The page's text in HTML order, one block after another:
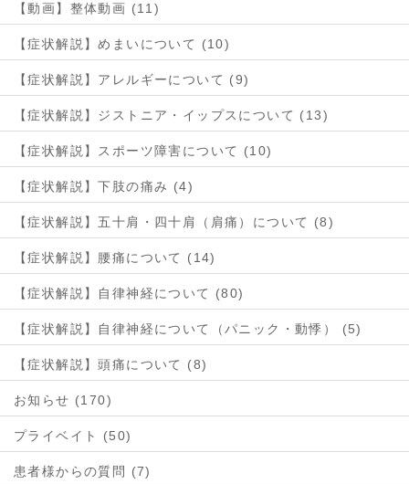
【動画】整体動画 (11)
【症状解説】めまいについて (10)
【症状解説】アレルギーについて (9)
【症状解説】ジストニア・イップスについて (13)
【症状解説】スポーツ障害について (10)
【症状解説】下肢の痛み (4)
【症状解説】五十肩・四十肩（肩痛）について (8)
【症状解説】腰痛について (14)
【症状解説】自律神経について (80)
【症状解説】自律神経について（パニック・動悸） (5)
【症状解説】頭痛について (8)
お知らせ (170)
プライベイト (50)
患者様からの質問 (7)